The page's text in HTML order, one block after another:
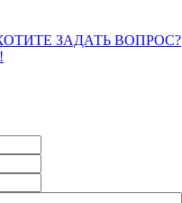
ЗАДАТЬ ВОПРОС?